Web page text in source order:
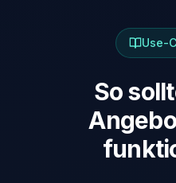
Use-
So